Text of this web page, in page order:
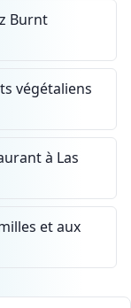
Burnt
végétaliens
à Las
et aux